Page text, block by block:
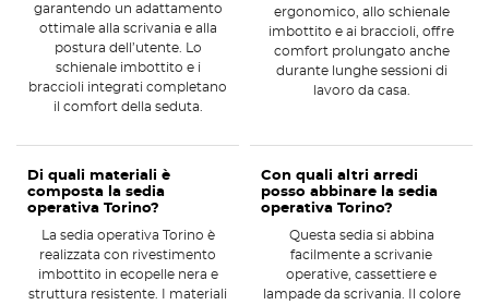
meccanismo di regolazione dell’altezza tramite pistone a gas
permette di adattare la seduta a diverse postazioni di lavoro ed
esigenze individuali
. I braccioli integrati offrono un ulteriore punto
di appoggio per le braccia, facilitando una posizione più naturale
durante la digitazione o l’uso di dispositivi da scrivania.
Specifiche tecniche principali della
poltrona operativa Torino
Lapoltrona operativa Torino
presenta caratteristiche tecniche che
la rendono adatta per chi cerca una
poltrona operativa
comoda e
funzionale:
Base stabile a 5 ruote girevoli per una mobilità agevole nello
garantendo un adattamento
ottimale alla scrivania e alla
postura dell’utente. Lo
schienale imbottito e i
braccioli integrati completano
il comfort della seduta.
ergonomico, allo schienale
imbottito e ai braccioli, offre
comfort prolungato anche
durante lunghe sessioni di
lavoro da casa.
Di quali materiali è
composta la sedia
operativa Torino?
La sedia operativa Torino è
realizzata con rivestimento
imbottito in ecopelle nera e
struttura resistente. I materiali
Con quali altri arredi
posso abbinare la sedia
operativa Torino?
Questa sedia si abbina
facilmente a scrivanie
operative, cassettiere e
lampade da scrivania. Il colore